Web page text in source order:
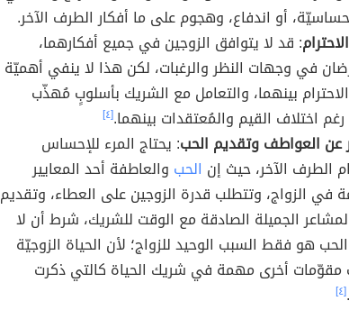
أو اندفاع، وهجوم على ما أفكار الطرف الآخر.
: قد لا يتوافق الزوجين في جميع أفكارهما،
في وجهات النظر والرغبات، لكن هذا لا ينفي أهميّة
بينهما، والتعامل مع الشريك بأسلوبٍ مُهذّب
اختلاف القيم والمُعتقدات بينهما.[٤]
عن العواطف وتقديم الحب: يحتاج المرء للإحساس
الطرف الآخر، حيث إن الحب والعاطفة أحد المعايير
في الزواج، وتتطلب قدرة الزوجين على العطاء، وتقديم
الجميلة الصادقة مع الوقت للشريك، شرط أن لا
هو فقط السبب الوحيد للزواج؛ لأن الحياة الزوجيّة
مقوّمات أخرى مهمة في شريك الحياة كالتي ذكرت
[٤]